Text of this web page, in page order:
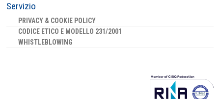
Servizio
PRIVACY & COOKIE POLICY
CODICE ETICO E MODELLO 231/2001
WHISTLEBLOWING